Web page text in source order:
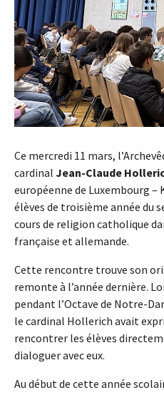
Ce mercredi 11 mars,
cardinal Jean-Claude
européenne de Luxembourg
élèves de troisième année du
cours de religion catholique
française et allemande.
Cette rencontre trouve son
remonte à l’année dernière.
pendant l’Octave de Notre-
le cardinal Hollerich avait
rencontrer les élèves
dialoguer avec eux.
Au début de cette année